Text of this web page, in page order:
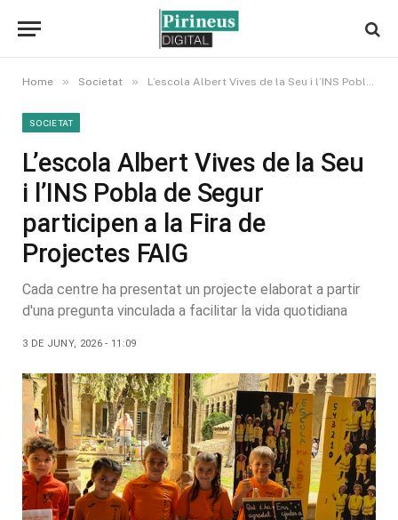
Home » Societat » L’escola Albert Vives de la Seu i l’INS Pobla de Segur participen a la Fira de Projectes FAIG
SOCIETAT
L’escola Albert Vives de la Seu
i l’INS Pobla de Segur
participen a la Fira de
Projectes FAIG
Cada centre ha presentat un projecte elaborat a partir
d'una pregunta vinculada a facilitar la vida quotidiana
3 DE JUNY, 2026 - 11:09